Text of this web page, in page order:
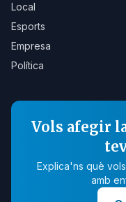
Local
Esports
Empresa
Política
Vols afegir
Explica'ns què
amb